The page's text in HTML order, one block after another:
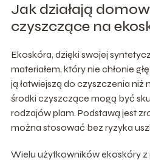
Jak działają
czyszczące na
Ekoskóra, dzięki swojej
materiałem, który nie chłonie
ją łatwiejszą do czyszczenia
środki czyszczące mogą być
rodzajów plam. Podstawą jest
można stosować bez ryzyka
Wielu użytkowników ekoskóry